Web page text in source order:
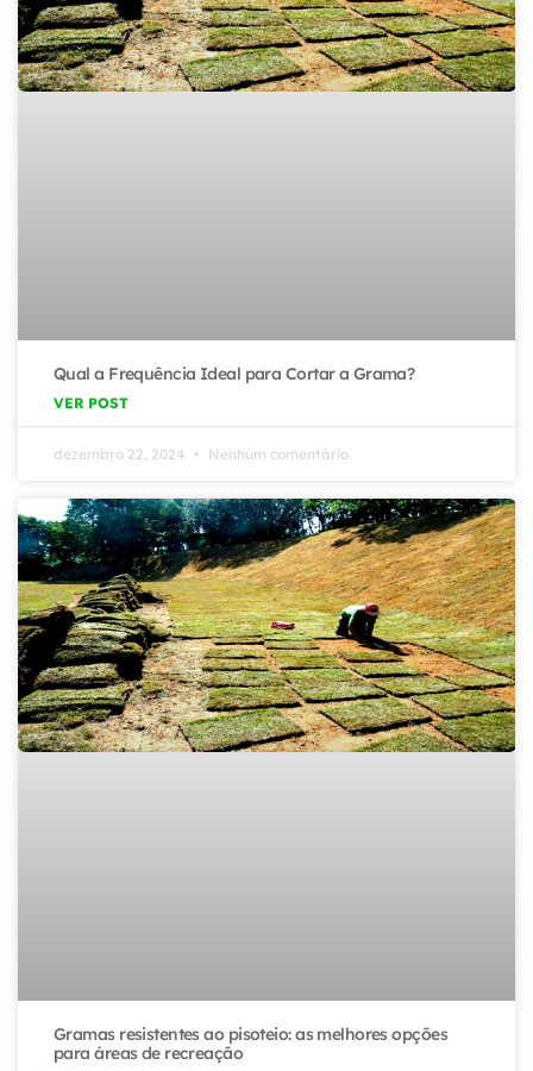
Qual a Frequência Ideal para Cortar a Grama?
VER POST
dezembro 22, 2024 Nenhum comentário
Gramas resistentes ao pisoteio: as melhores opções
para áreas de recreação